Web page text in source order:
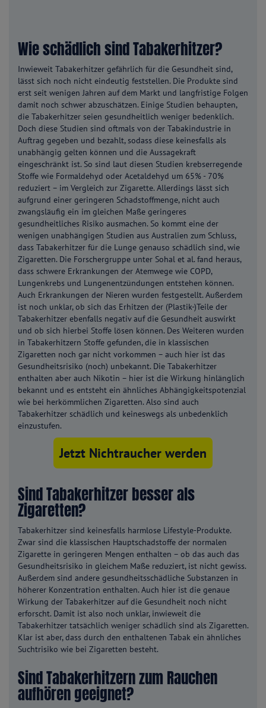
Wie schädlich sind Tabakerhitzer?
Inwieweit Tabakerhitzer gefährlich für die Gesundheit sind,
lässt sich noch nicht eindeutig feststellen. Die Produkte sind
erst seit wenigen Jahren auf dem Markt und langfristige Folgen
damit noch schwer abzuschätzen. Einige Studien behaupten,
die Tabakerhitzer seien gesundheitlich weniger bedenklich.
Doch diese Studien sind oftmals von der Tabakindustrie in
Auftrag gegeben und bezahlt, sodass diese keinesfalls als
unabhängig gelten können und die Aussagekraft
eingeschränkt ist. So sind laut diesen Studien krebserregende
Stoffe wie Formaldehyd oder Acetaldehyd um 65% - 70%
reduziert – im Vergleich zur Zigarette. Allerdings lässt sich
aufgrund einer geringeren Schadstoffmenge, nicht auch
zwangsläufig ein im gleichen Maße geringeres
gesundheitliches Risiko ausmachen. So kommt eine der
wenigen unabhängigen Studien aus Australien zum Schluss,
dass Tabakerhitzer für die Lunge genauso schädlich sind, wie
Zigaretten. Die Forschergruppe unter Sohal et al. fand heraus,
dass schwere Erkrankungen der Atemwege wie COPD,
Lungenkrebs und Lungenentzündungen entstehen können.
Auch Erkrankungen der Nieren wurden festgestellt. Außerdem
ist noch unklar, ob sich das Erhitzen der (Plastik-)Teile der
Tabakerhitzer ebenfalls negativ auf die Gesundheit auswirkt
und ob sich hierbei Stoffe lösen können. Des Weiteren wurden
in Tabakerhitzern Stoffe gefunden, die in klassischen
Zigaretten noch gar nicht vorkommen – auch hier ist das
Gesundheitsrisiko (noch) unbekannt. Die Tabakerhitzer
enthalten aber auch Nikotin – hier ist die Wirkung hinlänglich
bekannt und es entsteht ein ähnliches Abhängigkeitspotenzial
wie bei herkömmlichen Zigaretten. Also sind auch
Tabakerhitzer schädlich und keineswegs als unbedenklich
einzustufen.
Jetzt Nichtraucher werden
Sind Tabakerhitzer besser als
Zigaretten?
Tabakerhitzer sind keinesfalls harmlose Lifestyle-Produkte.
Zwar sind die klassischen Hauptschadstoffe der normalen
Zigarette in geringeren Mengen enthalten – ob das auch das
Gesundheitsrisiko in gleichem Maße reduziert, ist nicht gewiss.
Außerdem sind andere gesundheitsschädliche Substanzen in
höherer Konzentration enthalten. Auch hier ist die genaue
Wirkung der Tabakerhitzer auf die Gesundheit noch nicht
erforscht. Damit ist also noch unklar, inwieweit die
Tabakerhitzer tatsächlich weniger schädlich sind als Zigaretten.
Klar ist aber, dass durch den enthaltenen Tabak ein ähnliches
Suchtrisiko wie bei Zigaretten besteht.
Sind Tabakerhitzern zum Rauchen
aufhören geeignet?